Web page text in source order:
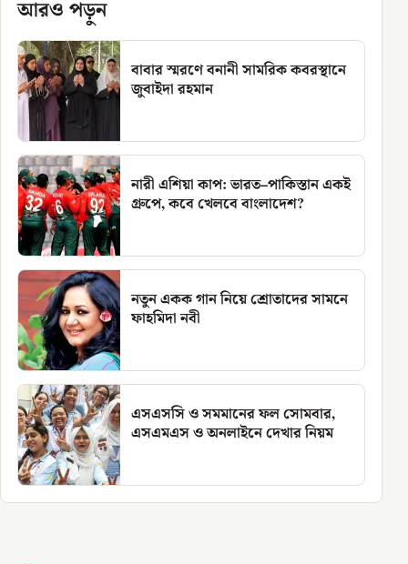
আরও পড়ুন
বাবার স্মরণে বনানী সামরিক কবরস্থানে
জুবাইদা রহমান
নারী এশিয়া কাপ: ভারত–পাকিস্তান একই
গ্রুপে, কবে খেলবে বাংলাদেশ?
নতুন একক গান নিয়ে শ্রোতাদের সামনে
ফাহমিদা নবী
এসএসসি ও সমমানের ফল সোমবার,
এসএমএস ও অনলাইনে দেখার নিয়ম